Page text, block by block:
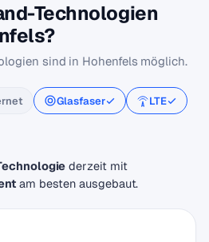
Technologien
sind in Hohenfels möglich.
Glasfaser
LTE
derzeit mit
am besten ausgebaut.